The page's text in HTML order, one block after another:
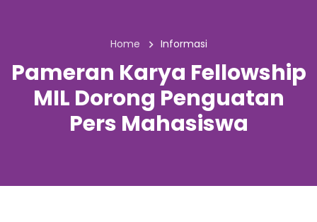
Home Informasi
Pameran Karya Fellowship
MIL Dorong Penguatan
Pers Mahasiswa